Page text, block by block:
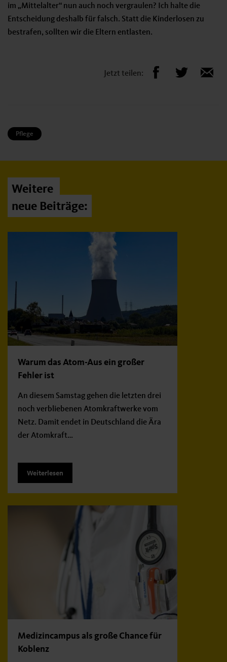
im „Mittelalter“ nun auch noch vergraulen? Ich halte die
Entscheidung deshalb für falsch. Statt die Kinderlosen zu
bestrafen, sollten wir die Eltern entlasten.
Jetzt teilen:
Tag:
Pflege
Weitere
neue Beiträge:
Warum das Atom-Aus ein großer
Fehler ist
An diesem Samstag gehen die letzten drei
noch verbliebenen Atomkraftwerke vom
Netz. Damit endet in Deutschland die Ära
der Atomkraft…
Weiterlesen
Medizincampus als große Chance für
Koblenz